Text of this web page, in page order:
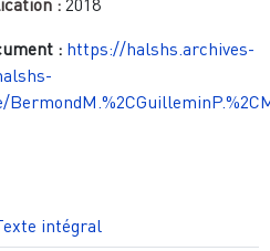
:2018
: https://halshs.archives-
intégral